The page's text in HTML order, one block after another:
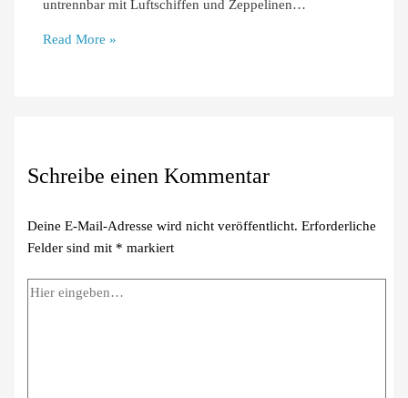
untrennbar mit Luftschiffen und Zeppelinen…
Read More »
Schreibe einen Kommentar
Deine E-Mail-Adresse wird nicht veröffentlicht. Erforderliche
Felder sind mit * markiert
Hier